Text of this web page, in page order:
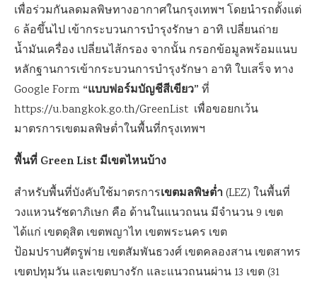
เพื่อร่วมกันลดมลพิษทางอากาศในกรุงเทพฯ โดยนำรถตั้งแต่
6 ล้อขึ้นไป เข้ากระบวนการบำรุงรักษา อาทิ เปลี่ยนถ่าย
น้ำมันเครื่อง เปลี่ยนไส้กรอง จากนั้น กรอกข้อมูลพร้อมแนบ
หลักฐานการเข้ากระบวนการบำรุงรักษา อาทิ ใบเสร็จ ทาง
Google Form “แบบฟอร์มบัญชีสีเขียว” ที่
https://u.bangkok.go.th/GreenList เพื่อขอยกเว้น
มาตรการเขตมลพิษต่ำในพื้นที่กรุงเทพฯ
พื้นที่ Green List มีเขตไหนบ้าง
สำหรับพื้นที่บังคับใช้มาตรการเขตมลพิษต่ำ(LEZ) ในพื้นที่
วงแหวนรัชดาภิเษก คือ ด้านในแนวถนน มีจำนวน 9 เขต
ได้แก่ เขตดุสิต เขตพญาไท เขตพระนคร เขต
ป้อมปราบศัตรูพ่าย เขตสัมพันธวงศ์ เขตคลองสาน เขตสาทร
เขตปทุมวัน และเขตบางรัก และแนวถนนผ่าน 13 เขต (31